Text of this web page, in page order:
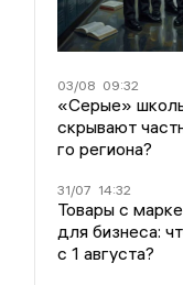
03/08 09:32
«Серые»
скрывают
го региона?
31/07 14:32
Товары с
для бизнеса:
с 1 августа?